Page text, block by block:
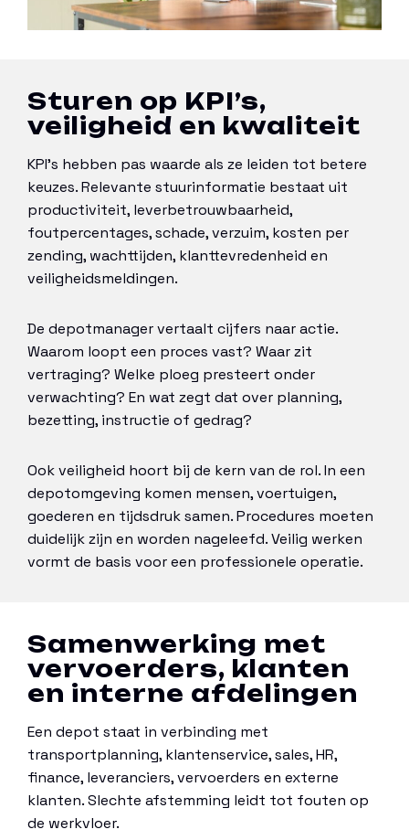
Sturen op KPI’s,
veiligheid en kwaliteit
KPI’s hebben pas waarde als ze leiden tot betere
keuzes. Relevante stuurinformatie bestaat uit
productiviteit, leverbetrouwbaarheid,
foutpercentages, schade, verzuim, kosten per
zending, wachttijden, klanttevredenheid en
veiligheidsmeldingen.
De depotmanager vertaalt cijfers naar actie.
Waarom loopt een proces vast? Waar zit
vertraging? Welke ploeg presteert onder
verwachting? En wat zegt dat over planning,
bezetting, instructie of gedrag?
Ook veiligheid hoort bij de kern van de rol. In een
depotomgeving komen mensen, voertuigen,
goederen en tijdsdruk samen. Procedures moeten
duidelijk zijn en worden nageleefd. Veilig werken
vormt de basis voor een professionele operatie.
Samenwerking met
vervoerders, klanten
en interne afdelingen
Een depot staat in verbinding met
transportplanning, klantenservice, sales, HR,
finance, leveranciers, vervoerders en externe
klanten. Slechte afstemming leidt tot fouten op
de werkvloer.